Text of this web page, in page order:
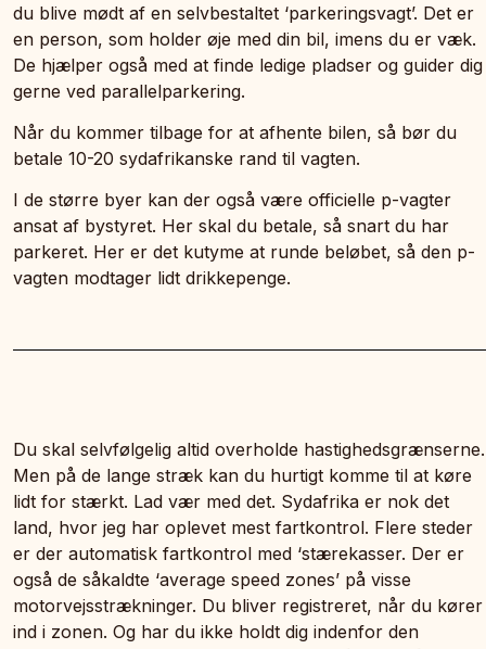
du blive mødt af en selvbestaltet ‘parkeringsvagt’. Det er
en person, som holder øje med din bil, imens du er væk.
De hjælper også med at finde ledige pladser og guider dig
gerne ved parallelparkering.
Når du kommer tilbage for at afhente bilen, så bør du
betale 10-20 sydafrikanske rand til vagten.
I de større byer kan der også være officielle p-vagter
ansat af bystyret. Her skal du betale, så snart du har
parkeret. Her er det kutyme at runde beløbet, så den p-
vagten modtager lidt drikkepenge.
Du skal selvfølgelig altid overholde hastighedsgrænserne.
Men på de lange stræk kan du hurtigt komme til at køre
lidt for stærkt. Lad vær med det. Sydafrika er nok det
land, hvor jeg har oplevet mest fartkontrol. Flere steder
er der automatisk fartkontrol med ‘stærekasser. Der er
også de såkaldte ‘average speed zones’ på visse
motorvejsstrækninger. Du bliver registreret, når du kører
ind i zonen. Og har du ikke holdt dig indenfor den